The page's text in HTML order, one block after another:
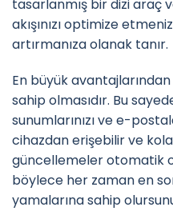
tasarlanmış bir dizi araç
akışınızı optimize
artırmanıza olanak tanır.
En büyük
sahip olmasıdır. Bu
sunumlarınızı ve e-
cihazdan erişebilir ve
güncellemeler otomatik
böylece her zaman en
yamalarına sahip